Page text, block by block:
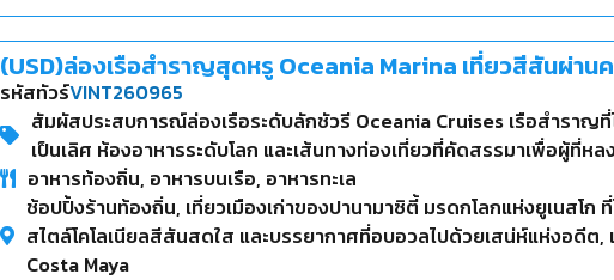
(USD)ล่องเรือสำราญสุดหรู Oceania Marina เที่ยวสีสันผ่าน
รหัสทัวร์VINT260965
สัมผัสประสบการณ์ล่องเรือระดับลักชัวรี Oceania Cruises เรือสำราญ
เป็นเลิศ ห้องอาหารระดับโลก และเส้นทางท่องเที่ยวที่คัดสรรมาเพื่อผู้ที่หล
ประสบการณ์ล่องผ่าน คลองปานามา หนึ่งในสิ่งมหัศจรรย์ทางวิศวกรรมขอ
ฮอนดูรัส คอสตาริกา และปานามา
อาหารท้องถิ่น, อาหารบนเรือ, อาหารทะเล
ช้อปปิ้งร้านท้องถิ่น, เที่ยวเมืองเก่าของปานามาซิตี้ มรดกโลกแห่งยูเนสโก
สไตล์โคโลเนียลสีสันสดใส และบรรยากาศที่อบอวลไปด้วยเสน่ห์แห่งอดีต,
Costa Maya